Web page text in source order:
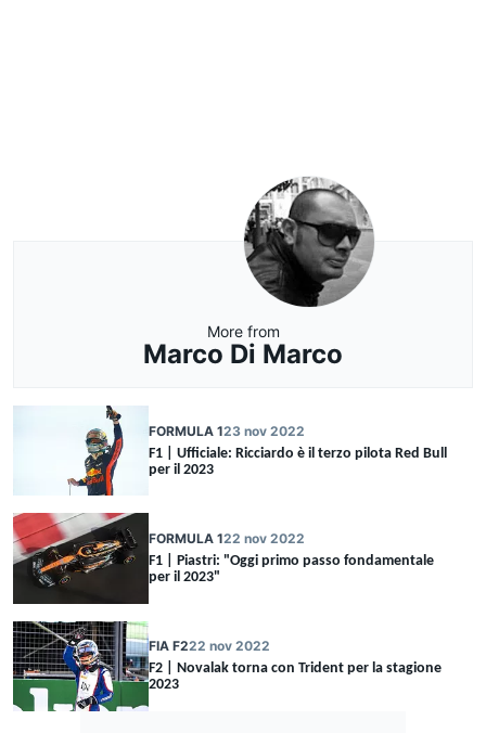
More from
Marco Di Marco
FORMULA 123 nov 2022
F1 | Ufficiale: Ricciardo è il terzo pilota Red Bull
per il 2023
FORMULA 122 nov 2022
F1 | Piastri: "Oggi primo passo fondamentale
per il 2023"
FIA F222 nov 2022
F2 | Novalak torna con Trident per la stagione
2023